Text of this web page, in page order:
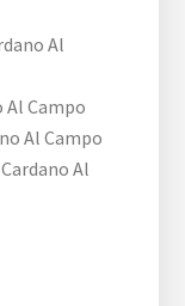
Al
Al Campo
Al Campo
Al